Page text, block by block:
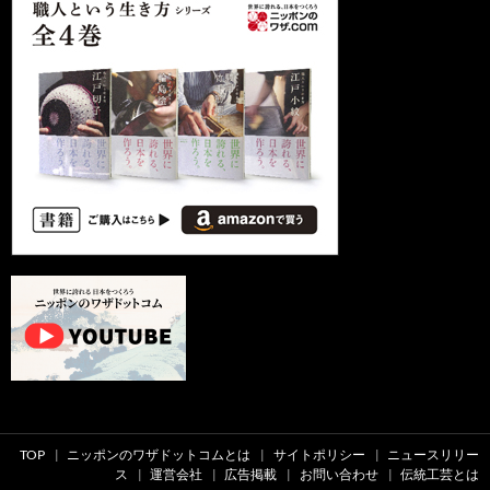
TOP ニッポンのワザドットコムとは サイトポリシー
ニュースリリー
ス
運営会社 広告掲載 お問い合わせ 伝統工芸とは